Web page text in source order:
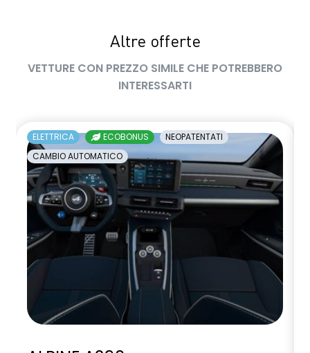
Altre offerte
VETTURE CON PREZZO SIMILE CHE POTREBBERO
INTERESSARTI
ELETTRICA ECOBONUS
NEOPATENTATI
CAMBIO AUTOMATICO